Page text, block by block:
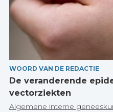
WOORD VAN DE REDACTIE
De veranderende
vectorziekten
Algemene interne